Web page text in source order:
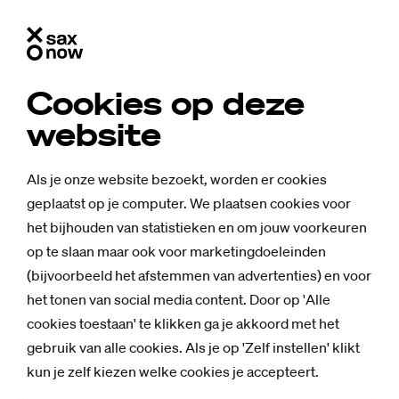
Cookies op deze
website
Als je onze website bezoekt, worden er cookies
geplaatst op je computer. We plaatsen cookies voor
het bijhouden van statistieken en om jouw voorkeuren
op te slaan maar ook voor marketingdoeleinden
(bijvoorbeeld het afstemmen van advertenties) en voor
het tonen van social media content. Door op 'Alle
cookies toestaan' te klikken ga je akkoord met het
gebruik van alle cookies. Als je op 'Zelf instellen' klikt
kun je zelf kiezen welke cookies je accepteert.